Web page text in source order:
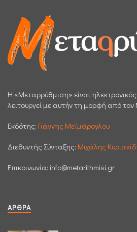
H «Μεταρρύθμιση» είναι
λειτουργεί με αυτήν τη μορφή από τον
Εκδότης: Γιάννης Μεϊμάρογλου
Διεθυντής Σύνταξης: Μιχάλης
Επικοινωνία: info@metarithmisi.gr
ΆΡΘΡΑ